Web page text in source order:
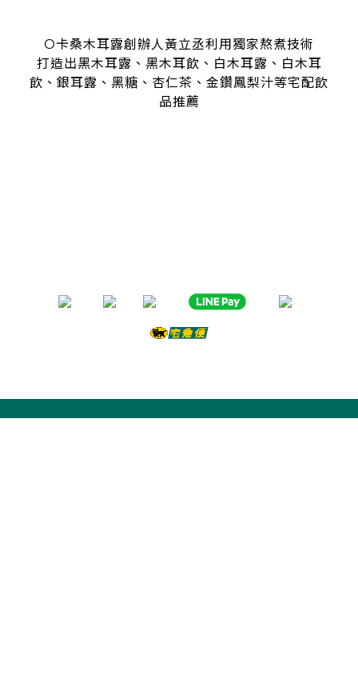
O卡桑木耳露創辦人黃立丞利用獨家熬煮技術
打造出黑木耳露、黑木耳飲、白木耳露、白木耳
飲、銀耳露、黑糖、杏仁茶、金鑽鳳梨汁等宅配飲
品推薦